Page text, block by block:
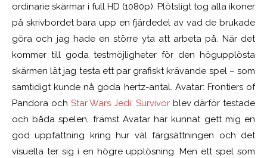
ordinarie skärmar i full HD (1080p). Plötsligt tog alla ikoner
på skrivbordet bara upp en fjärdedel av vad de brukade
göra och jag hade en större yta att arbeta på. När det
kommer till goda testmöjligheter för den högupplösta
skärmen lät jag testa ett par grafiskt krävande spel – som
samtidigt kunde nå goda hertz-antal. Avatar: Frontiers of
Pandora och Star Wars Jedi: Survivorblev därför testade
och båda spelen, främst Avatar har kunnat gett mig en
god uppfattning kring hur väl färgsättningen och det
visuella ter sig i en högre upplösning. Men ett spel som